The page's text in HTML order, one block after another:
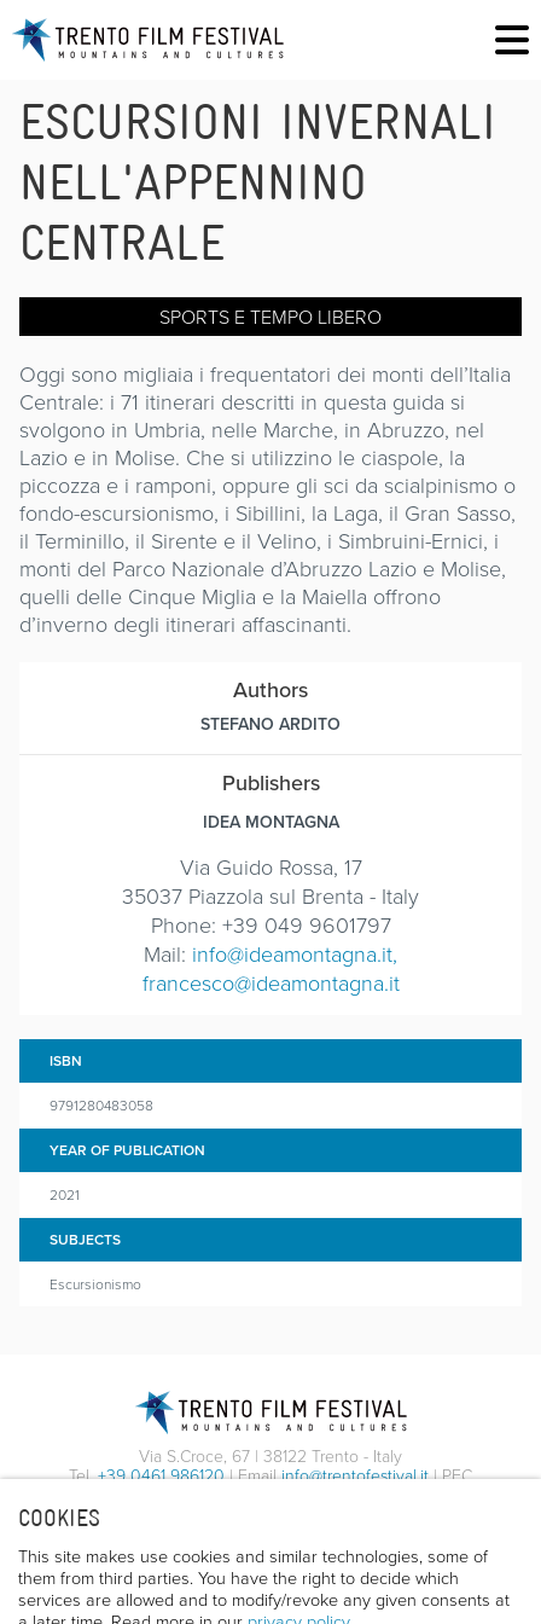
COOKIES
This site makes use cookies and similar technologies, some of
them from third parties. You have the right to decide which
services are allowed and to modify/revoke any given consents at
ESCURSIONI INVERNALI
NELL'APPENNINO
CENTRALE
SPORTS E TEMPO LIBERO
Oggi sono migliaia i frequentatori dei monti dell’Italia
Centrale: i 71 itinerari descritti in questa guida si
svolgono in Umbria, nelle Marche, in Abruzzo, nel
Lazio e in Molise. Che si utilizzino le ciaspole, la
piccozza e i ramponi, oppure gli sci da scialpinismo o
fondo-escursionismo, i Sibillini, la Laga, il Gran Sasso,
il Terminillo, il Sirente e il Velino, i Simbruini-Ernici, i
monti del Parco Nazionale d’Abruzzo Lazio e Molise,
quelli delle Cinque Miglia e la Maiella offrono
d’inverno degli itinerari affascinanti.
Authors
STEFANO ARDITO
Publishers
IDEA MONTAGNA
Via Guido Rossa, 17
35037 Piazzola sul Brenta - Italy
Phone: +39 049 9601797
Mail: info@ideamontagna.it,
francesco@ideamontagna.it
ISBN
9791280483058
YEAR OF PUBLICATION
2021
SUBJECTS
Escursionismo
Via S.Croce, 67 | 38122 Trento - Italy
Tel.+39 0461 986120| Emailinfo@trentofestival.it| PEC